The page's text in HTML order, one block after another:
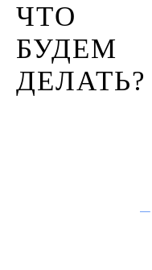
ЧТО
БУДЕМ
ДЕЛАТЬ?